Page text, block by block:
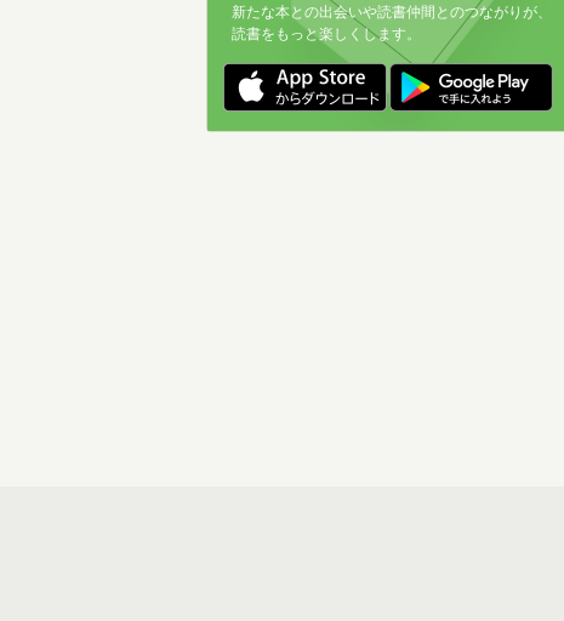
新たな本との出会いや読書仲間とのつながりが、
読書をもっと楽しくします。